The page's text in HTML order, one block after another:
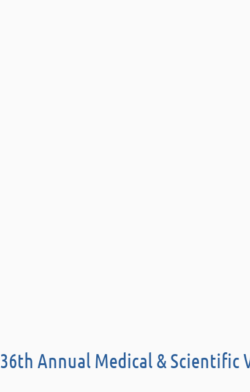
Annual Medical & Scientific